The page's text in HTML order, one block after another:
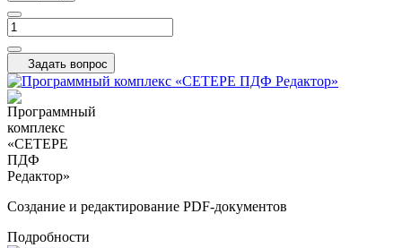
Задать вопрос
Cоздание и редактирование PDF-документов
Подробности